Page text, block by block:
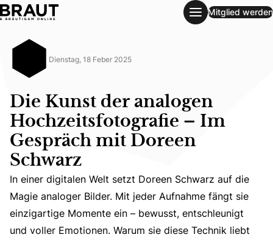
Die Kunst der analogen Hochzeitsfotografie – Im
Mitglied werden
Dienstag, 18 Feber 2025
Die Kunst der analogen
Hochzeitsfotografie – Im
Gespräch mit Doreen
Schwarz
In einer digitalen Welt setzt Doreen Schwarz auf die
In einer digitalen Welt setzt Doreen Schwarz auf die
Magie analoger Bilder. Mit jeder Aufnahme fängt sie
einzigartige Momente ein – bewusst, entschleunigt
und voller Emotionen. Warum sie diese Technik liebt